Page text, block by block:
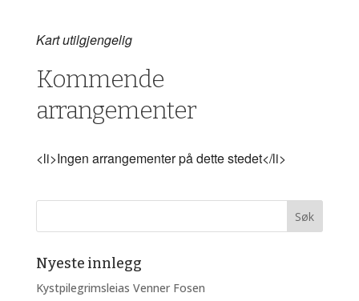
Kart utilgjengelig
Kommende
arrangementer
<li>Ingen arrangementer på dette stedet</li>
Nyeste innlegg
Kystpilegrimsleias Venner Fosen